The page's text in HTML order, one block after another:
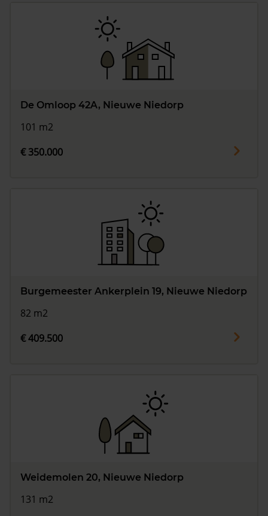
De Omloop 42A, Nieuwe Niedorp
101 m2
€ 350.000
Burgemeester Ankerplein 19, Nieuwe Niedorp
82 m2
€ 409.500
Weidemolen 20, Nieuwe Niedorp
131 m2